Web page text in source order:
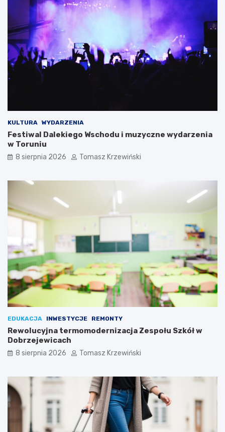
KULTURA WYDARZENIA
Festiwal Dalekiego Wschodu i muzyczne wydarzenia
w Toruniu
8 sierpnia 2026 Tomasz Krzewiński
EDUKACJA INWESTYCJE REMONTY
Rewolucyjna termomodernizacja Zespołu Szkół w
Dobrzejewicach
8 sierpnia 2026 Tomasz Krzewiński